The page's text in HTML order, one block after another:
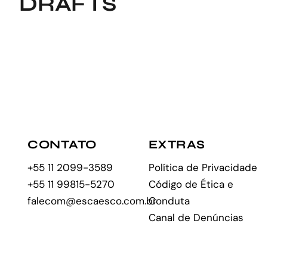
CONTATO
+55 11 2099-3589
+55 11 99815-5270
falecom@escaesco.com.br
EXTRAS
Política de Privacidade
Código de Ética e
Conduta
Canal de Denúncias